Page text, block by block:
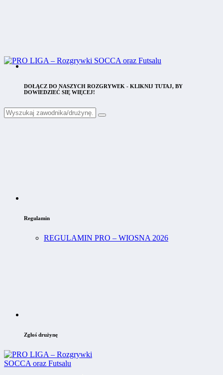
DOŁĄCZ DO NASZYCH ROZGRYWEK - KLIKNIJ TUTAJ, BY
DOWIEDZIEĆ SIĘ WIĘCEJ!
Regulamin
REGULAMIN PRO – WIOSNA 2026
Zgłoś drużynę